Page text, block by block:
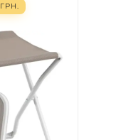
ГРН.